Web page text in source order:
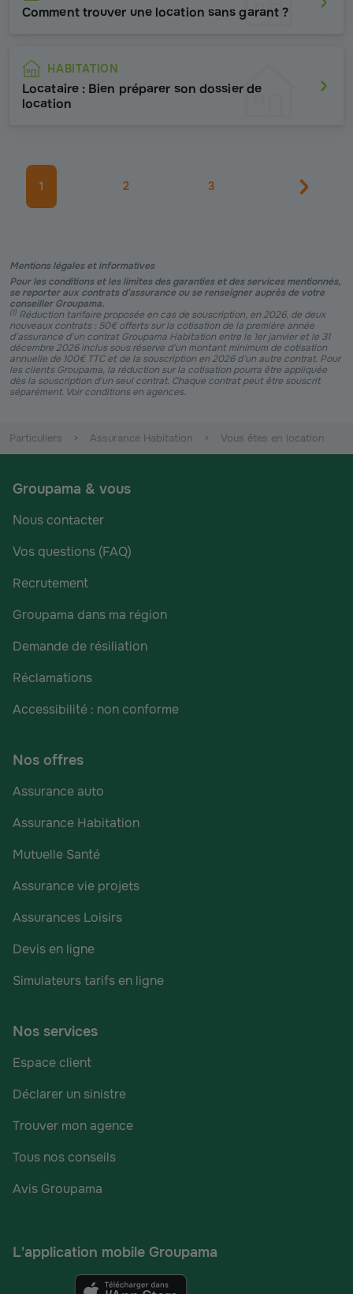
Comment trouver une location sans garant ?
HABITATION
Locataire : Bien préparer son dossier de
location
1 2 3
Mentions légales et informatives
Pour les conditions et les limites des garanties et des services mentionnés,
se reporter aux contrats d’assurance ou se renseigner auprès de votre
conseiller Groupama.
(1) Réduction tarifaire proposée en cas de souscription, en 2026, de deux
nouveaux contrats : 50€ offerts sur la cotisation de la première année
d’assurance d'un contrat Groupama Habitation entre le 1er janvier et le 31
décembre 2026 inclus sous réserve d'un montant minimum de cotisation
annuelle de 100€ TTC et de la souscription en 2026 d’un autre contrat. Pour
les clients Groupama, la réduction sur la cotisation pourra être appliquée
dès la souscription d'un seul contrat. Chaque contrat peut être souscrit
séparément. Voir conditions en agences.
Particuliers Assurance Habitation Vous êtes en location
Groupama & vous
Nous contacter
Vos questions (FAQ)
Recrutement
Groupama dans ma région
Demande de résiliation
Réclamations
Accessibilité : non conforme
Nos offres
Assurance auto
Assurance Habitation
Mutuelle Santé
Assurance vie projets
Assurances Loisirs
Devis en ligne
Simulateurs tarifs en ligne
Nos services
Espace client
Déclarer un sinistre
Trouver mon agence
Tous nos conseils
Avis Groupama
L'application mobile Groupama